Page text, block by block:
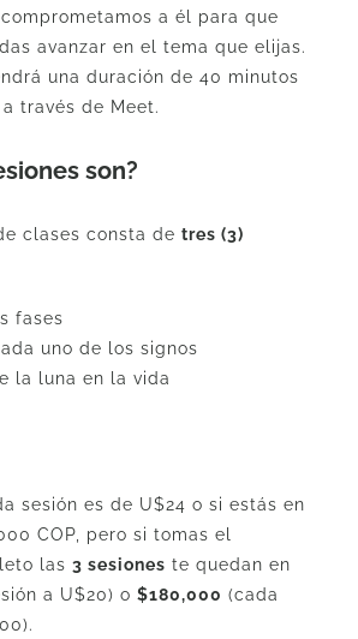
a él para que
avanzar en el tema que elijas.
una duración de 40 minutos
través de Meet.
son?
clases consta de tres (3)
fases
uno de los signos
la luna en la vida
sesión es de U$24 o si estás en
COP, pero si tomas el
las 3 sesiones te quedan en
a U$20) o $180,000 (cada